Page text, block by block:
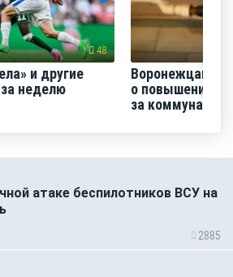
48
и другие
неделю
Воронежцам
о повышении
за
атаке беспилотников ВСУ на
2885